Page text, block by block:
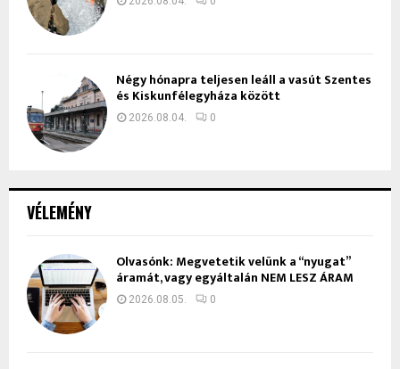
VÉLEMÉNY
Olvasónk: Megvetetik velünk a “nyugat”
áramát, vagy egyáltalán NEM LESZ ÁRAM
2026.08.05. 0
Négy hónapra teljesen leáll a vasút Szentes
és Kiskunfélegyháza között
2026.08.04. 0